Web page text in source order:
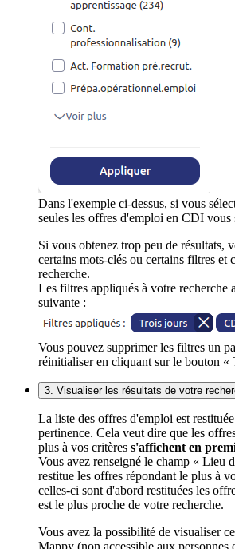
Dans l'exemple ci-dessus, si vous
seules les offres d'emploi en CDI vous
Si vous obtenez trop peu de résultats,
certains mots-clés ou certains filtres et
recherche.
Les filtres appliqués à votre recherche
suivante :
Vous pouvez supprimer les filtres un
réinitialiser en cliquant sur le bouton «
3. Visualiser les résultats de votre
La liste des offres d'emploi est
pertinence. Cela veut dire que les
plus à vos critères s'affichent en
Vous avez renseigné le champ « Lieu
restitue les offres répondant le plus à
celles-ci sont d'abord restituées les
est le plus proche de votre recherche.
Vous avez la possibilité de visualiser
Mappy (non accessible aux personnes